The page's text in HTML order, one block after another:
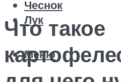
Чеснок
Лук
Меню
Что такое